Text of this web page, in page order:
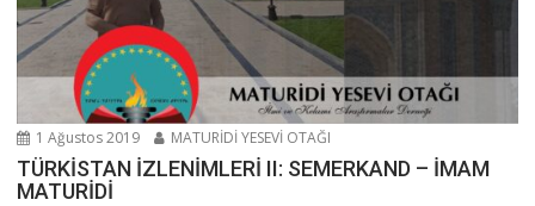
1 Ağustos 2019 MATURİDİ YESEVİ OTAĞI
TÜRKİSTAN İZLENİMLERİ II: SEMERKAND – İMAM
MATURİDİ